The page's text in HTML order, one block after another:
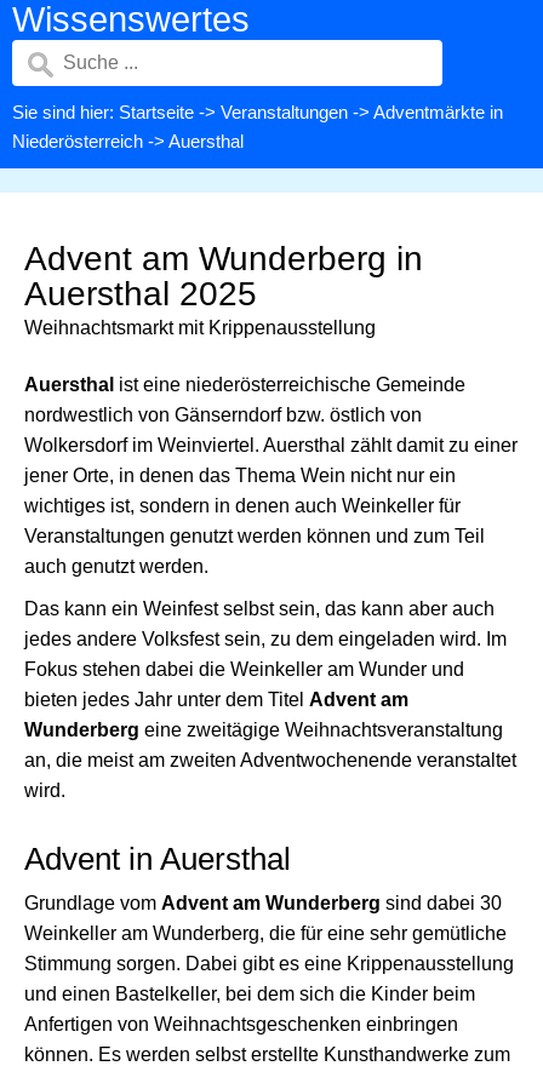
Wissenswertes
Sie sind hier: Startseite -> Veranstaltungen -> Adventmärkte in
Niederösterreich -> Auersthal
Advent am Wunderberg in
Auersthal 2025
Weihnachtsmarkt mit Krippenausstellung
Auersthal ist eine niederösterreichische Gemeinde
nordwestlich von Gänserndorf bzw. östlich von
Wolkersdorf im Weinviertel. Auersthal zählt damit zu einer
jener Orte, in denen das Thema Wein nicht nur ein
wichtiges ist, sondern in denen auch Weinkeller für
Veranstaltungen genutzt werden können und zum Teil
auch genutzt werden.
Das kann ein Weinfest selbst sein, das kann aber auch
jedes andere Volksfest sein, zu dem eingeladen wird. Im
Fokus stehen dabei die Weinkeller am Wunder und
bieten jedes Jahr unter dem Titel Advent am
Wunderberg eine zweitägige Weihnachtsveranstaltung
an, die meist am zweiten Adventwochenende veranstaltet
wird.
Advent in Auersthal
Grundlage vom Advent am Wunderberg sind dabei 30
Weinkeller am Wunderberg, die für eine sehr gemütliche
Stimmung sorgen. Dabei gibt es eine Krippenausstellung
und einen Bastelkeller, bei dem sich die Kinder beim
Anfertigen von Weihnachtsgeschenken einbringen
können. Es werden selbst erstellte Kunsthandwerke zum